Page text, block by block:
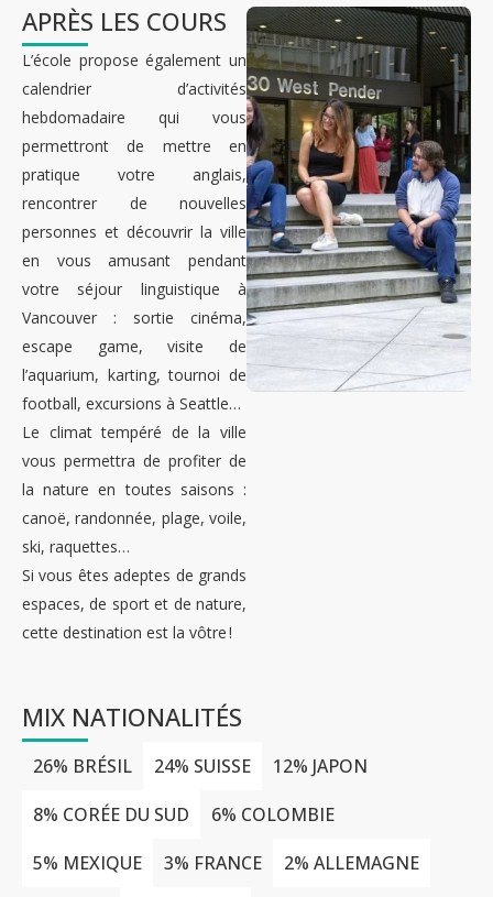
APRÈS LES COURS
L’école propose également un
calendrier d’activités
hebdomadaire qui vous
permettront de mettre en
pratique votre anglais,
rencontrer de nouvelles
personnes et découvrir la ville
en vous amusant pendant
votre séjour linguistique à
Vancouver : sortie cinéma,
escape game, visite de
l’aquarium, karting, tournoi de
football, excursions à Seattle…
Le climat tempéré de la ville
vous permettra de profiter de
la nature en toutes saisons :
canoë, randonnée, plage, voile,
ski, raquettes…
Si vous êtes adeptes de grands
espaces, de sport et de nature,
cette destination est la vôtre !
MIX NATIONALITÉS
26% BRÉSIL 24% SUISSE
12% JAPON
8% CORÉE DU SUD
6% COLOMBIE
5% MEXIQUE
3% FRANCE
2% ALLEMAGNE